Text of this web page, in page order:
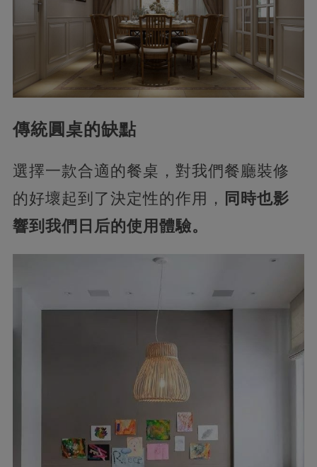
傳統圓桌的缺點
選擇一款合適的餐桌，對我們餐廳裝修
的好壞起到了決定性的作用， 同時也影
響到我們日后的使用體驗。